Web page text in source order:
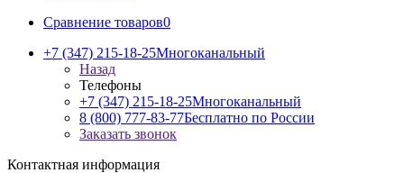
Сравнение товаров0
+7 (347) 215-18-25Многоканальный
Назад
Телефоны
+7 (347) 215-18-25Многоканальный
8 (800) 777-83-77Бесплатно по России
Заказать звонок
Контактная информация